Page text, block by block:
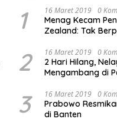
1 16 Maret 2019 0
Menag Kecam
Zealand: Tak
2 16 Maret 2019 0
2 Hari Hilang,
Mengambang di
3 16 Maret 2019 0
Prabowo
di Banten